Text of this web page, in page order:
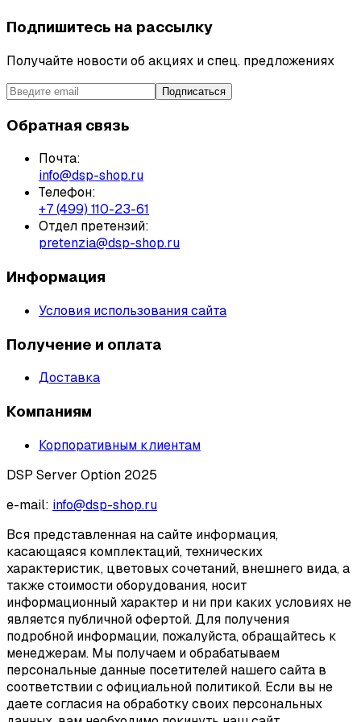
Подпишитесь на рассылку
Получайте новости об акциях и спец. предложениях
Подписаться
Обратная связь
Почта:
info@dsp-shop.ru
Телефон:
+7 (499) 110-23-61
Отдел претензий:
pretenzia@dsp-shop.ru
Информация
Условия использования сайта
Получение и оплата
Доставка
Компаниям
Корпоративным клиентам
DSP Server Option 2025
e-mail: info@dsp-shop.ru
Вся представленная на сайте информация,
касающаяся комплектаций, технических
характеристик, цветовых сочетаний, внешнего вида, а
также стоимости оборудования, носит
информационный характер и ни при каких условиях не
является публичной офертой. Для получения
подробной информации, пожалуйста, обращайтесь к
менеджерам. Мы получаем и обрабатываем
персональные данные посетителей нашего сайта в
соответствии с официальной политикой. Если вы не
даете согласия на обработку своих персональных